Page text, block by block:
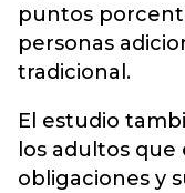
puntos
personas
tradicional.
El estudio
los adultos
obligaciones y